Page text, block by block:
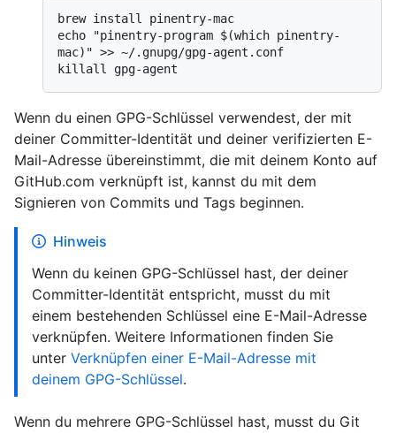
brew install pinentry-mac
echo "pinentry-program $(which pinentry-
mac)" >> ~/.gnupg/gpg-agent.conf
Wenn du einen GPG-Schlüssel verwendest, der mit
deiner Committer-Identität und deiner verifizierten E-
Mail-Adresse übereinstimmt, die mit deinem Konto auf
GitHub.com verknüpft ist, kannst du mit dem
Signieren von Commits und Tags beginnen.
Hinweis
Wenn du keinen GPG-Schlüssel hast, der deiner
Committer-Identität entspricht, musst du mit
einem bestehenden Schlüssel eine E-Mail-Adresse
verknüpfen. Weitere Informationen finden Sie
unter Verknüpfen einer E-Mail-Adresse mit
deinem GPG-Schlüssel.
Wenn du mehrere GPG-Schlüssel hast, musst du Git